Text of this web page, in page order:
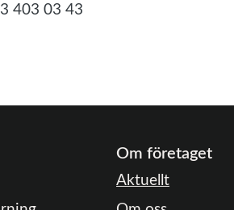
403 03 43
Om företaget
Aktuellt